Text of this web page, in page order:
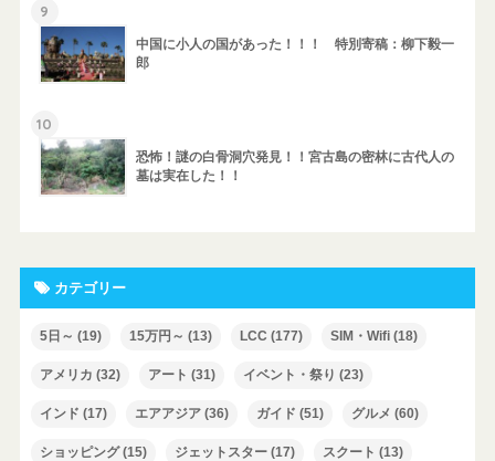
9
中国に小人の国があった！！！ 特別寄稿：柳下毅一
郎
10
恐怖！謎の白骨洞穴発見！！宮古島の密林に古代人の
墓は実在した！！
カテゴリー
5日～ (19) 15万円～ (13) LCC (177) SIM・Wifi(18)
アメリカ (32) アート (31) イベント・祭り (23)
インド (17) エアアジア(36) ガイド (51) グルメ (60)
ショッピング(15) ジェットスター(17) スクート (13)